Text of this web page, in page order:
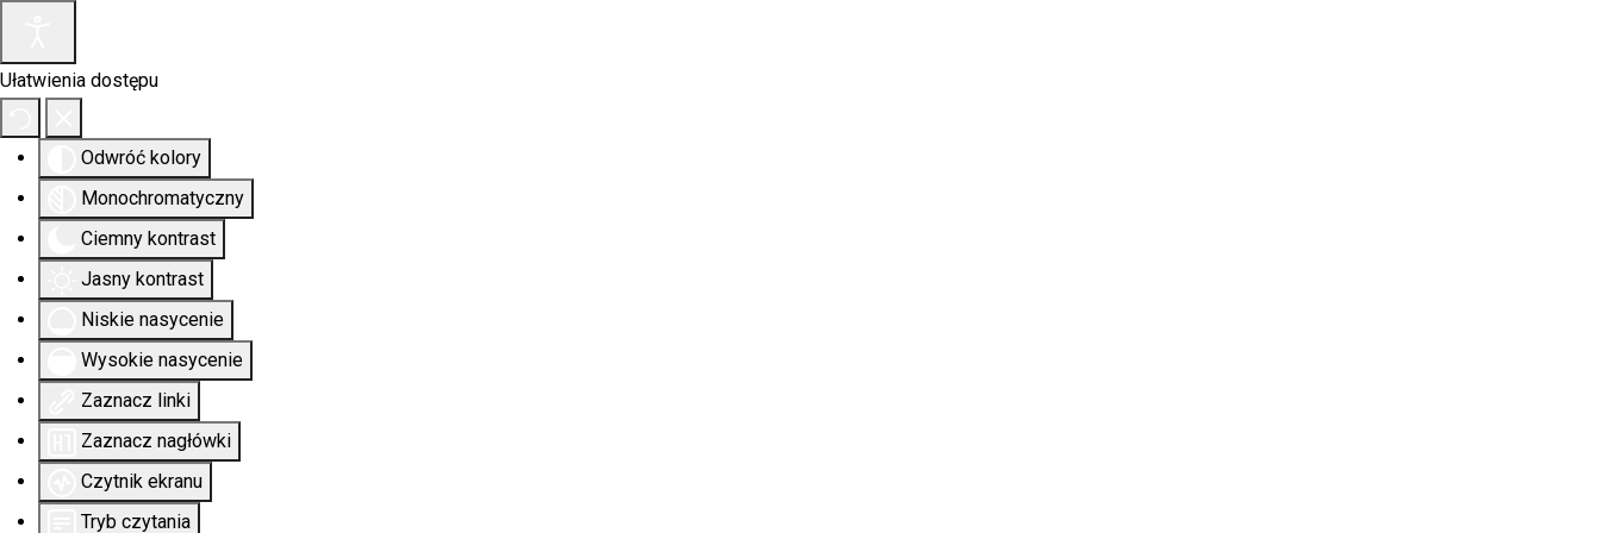
Ułatwienia dostępu
Odwróć kolory
Monochromatyczny
Ciemny kontrast
Jasny kontrast
Niskie nasycenie
Wysokie nasycenie
Zaznacz linki
Zaznacz nagłówki
Czytnik ekranu
Tryb czytania